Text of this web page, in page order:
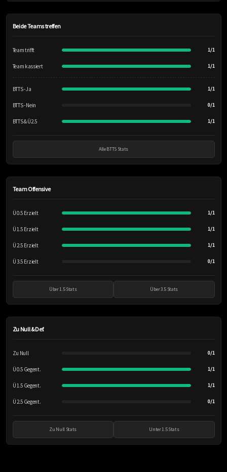
Beide Teams treffen
Team trifft 1/1
Team kassiert 1/1
BTTS - Ja 1/1
BTTS - Nein 0/1
BTTS & Ü2.5 1/1
Alle BTTS Stats
Team Offensive
Ü 0.5 Erzielt 1/1
Ü 1.5 Erzielt 1/1
Ü 2.5 Erzielt 1/1
Ü 3.5 Erzielt 0/1
Über 1.5 Stats Über 3.5 Stats
Zu Null & Def.
Zu Null 0/1
Ü 0.5 Gegent. 1/1
Ü 1.5 Gegent. 1/1
Ü 2.5 Gegent. 0/1
Zu Null Stats Unter 1.5 Stats